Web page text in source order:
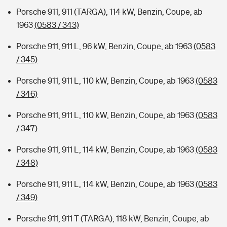
Porsche 911, 911 (TARGA), 114 kW, Benzin, Coupe, ab
1963(0583 / 343)
Porsche 911, 911 L, 96 kW, Benzin, Coupe, ab 1963(0583
/ 345)
Porsche 911, 911 L, 110 kW, Benzin, Coupe, ab 1963(0583
/ 346)
Porsche 911, 911 L, 110 kW, Benzin, Coupe, ab 1963(0583
/ 347)
Porsche 911, 911 L, 114 kW, Benzin, Coupe, ab 1963(0583
/ 348)
Porsche 911, 911 L, 114 kW, Benzin, Coupe, ab 1963(0583
/ 349)
Porsche 911, 911 T (TARGA), 118 kW, Benzin, Coupe, ab